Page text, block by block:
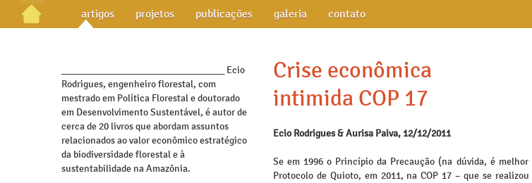
artigos projetos publicações galeria contato
_________________________________ Ecio
Rodrigues, engenheiro florestal, com
mestrado em Política Florestal e doutorado
em Desenvolvimento Sustentável, é autor de
cerca de 20 livros que abordam assuntos
relacionados ao valor econômico estratégico
da biodiversidade florestal e à
sustentabilidade na Amazônia.
Crise econômica
intimida COP 17
Ecio Rodrigues & Aurisa Paiva, 12/12/2011
Se em 1996 o Princípio da Precaução (na dúvida, é
Protocolo de Quioto, em 2011, na COP 17 – que se